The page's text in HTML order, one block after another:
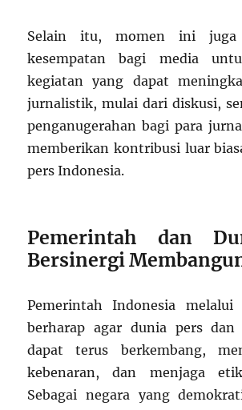
Selain itu, momen ini juga
kesempatan bagi media
kegiatan yang dapat
jurnalistik, mulai dari diskusi,
penganugerahan bagi para
memberikan kontribusi luar
pers Indonesia.
Pemerintah dan
Bersinergi
Pemerintah Indonesia
berharap agar dunia pers dan
dapat terus berkembang,
kebenaran, dan menjaga
Sebagai negara yang